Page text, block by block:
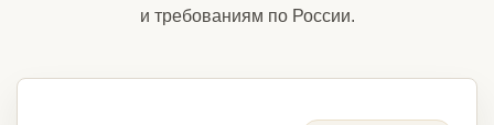
и требованиям по России.